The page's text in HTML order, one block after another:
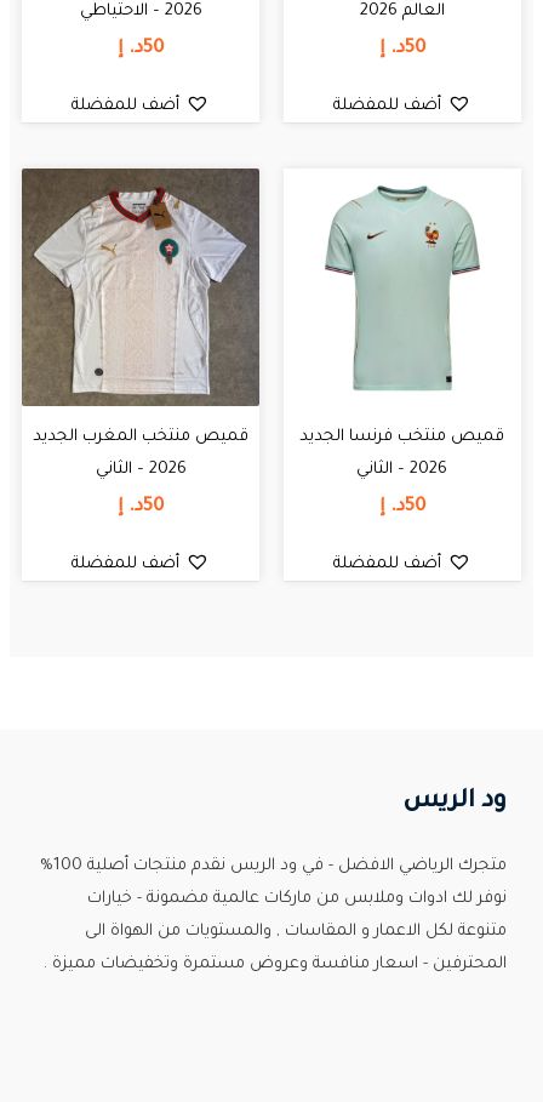
العالم 2026
50د. إ
أضف للمفضلة
2026 – الاحتياطي
50د. إ
أضف للمفضلة
قميص منتخب فرنسا الجديد
2026 – الثاني
50د. إ
أضف للمفضلة
قميص منتخب المغرب الجديد
2026 – الثاني
50د. إ
أضف للمفضلة
ود الريس
متجرك الرياضي الافضل - في ود الريس نقدم منتجات أصلية 100%
نوفر لك ادوات وملابس من ماركات عالمية مضمونة - خيارات
متنوعة لكل الاعمار و المقاسات , والمستويات من الهواة الى
المحترفين - اسعار منافسة وعروض مستمرة وتخفيضات مميزة .